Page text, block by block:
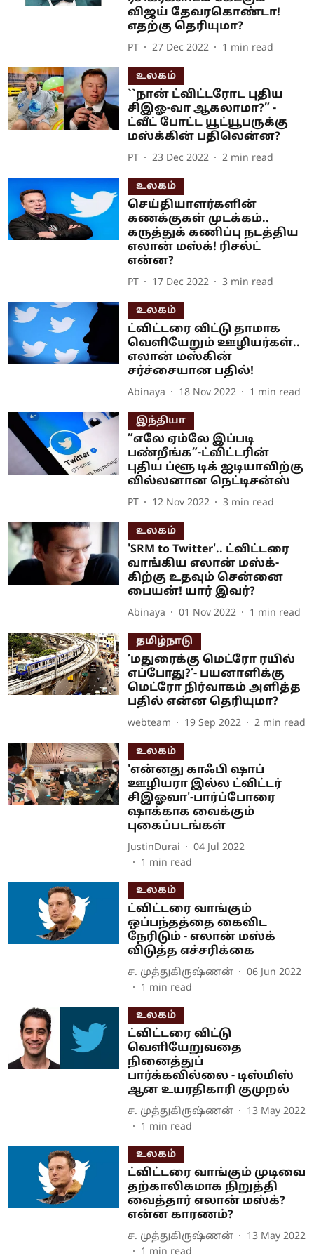
விஜய் தேவரகொண்டா!
எதற்கு தெரியுமா?
PT 27 Dec 2022 1 min read
உலகம்
``நான் ட்விட்டரோட புதிய
சிஇஓ-வா ஆகலாமா?” -
ட்வீட் போட்ட யூட்யூபருக்கு
மஸ்க்கின் பதிலென்ன?
PT 23 Dec 2022 2 min read
உலகம்
செய்தியாளர்களின்
கணக்குகள் முடக்கம்..
கருத்துக் கணிப்பு நடத்திய
எலான் மஸ்க்! ரிசல்ட்
என்ன?
PT 17 Dec 2022 3 min read
உலகம்
ட்விட்டரை விட்டு தாமாக
வெளியேறும் ஊழியர்கள்..
எலான் மஸ்கின்
சர்ச்சையான பதில்!
Abinaya 18 Nov 2022 1 min read
இந்தியா
”எலே ஏம்லே இப்படி
பண்றீங்க”-ட்விட்டரின்
புதிய ப்ளூ டிக் ஐடியாவிற்கு
வில்லனான நெட்டிசன்ஸ்
PT 12 Nov 2022 3 min read
உலகம்
'SRM to Twitter'.. ட்விட்டரை
வாங்கிய எலான் மஸ்க்-
கிற்கு உதவும் சென்னை
பையன்! யார் இவர்?
Abinaya 01 Nov 2022 1 min read
தமிழ்நாடு
’மதுரைக்கு மெட்ரோ ரயில்
எப்போது?’- பயனாளிக்கு
மெட்ரோ நிர்வாகம் அளித்த
பதில் என்ன தெரியுமா?
webteam 19 Sep 2022 2 min read
உலகம்
'என்னது காஃபி ஷாப்
ஊழியரா இல்ல ட்விட்டர்
சிஇஓவா'-பார்ப்போரை
ஷாக்காக வைக்கும்
புகைப்படங்கள்
JustinDurai
04 Jul 2022
1 min read
உலகம்
ட்விட்டரை வாங்கும்
ஒப்பந்தத்தை கைவிட
நேரிடும் - எலான் மஸ்க்
விடுத்த எச்சரிக்கை
ச. முத்துகிருஷ்ணன்
06 Jun 2022
1 min read
உலகம்
ட்விட்டரை விட்டு
வெளியேறுவதை
நினைத்துப்
பார்க்கவில்லை - டிஸ்மிஸ்
ஆன உயரதிகாரி குமுறல்
ச. முத்துகிருஷ்ணன்
13 May 2022
1 min read
உலகம்
ட்விட்டரை வாங்கும் முடிவை
தற்காலிகமாக நிறுத்தி
வைத்தார் எலான் மஸ்க்?
என்ன காரணம்?
ச. முத்துகிருஷ்ணன்
13 May 2022
1 min read